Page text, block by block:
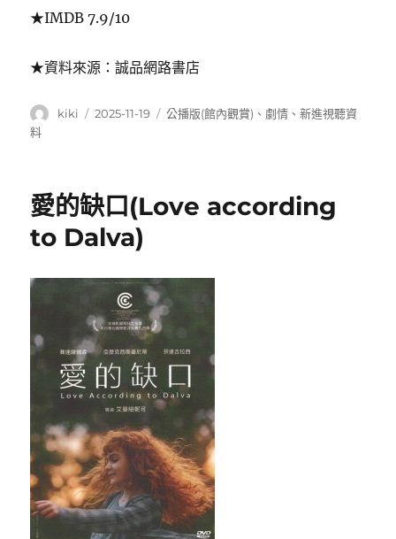
★IMDB 7.9/10
★資料來源：誠品網路書店
作
kiki
發
2025-11-19
分
公播版(館內觀賞) 、 劇情 、新進視聽資
料
愛的缺口(Love according
to Dalva)